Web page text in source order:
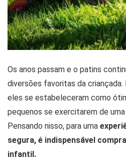
Os anos passam e o patins
diversões favoritas da criançada.
eles se estabeleceram como
pequenos se exercitarem de
Pensando nisso, para uma
segura, é indispensável
infantil.